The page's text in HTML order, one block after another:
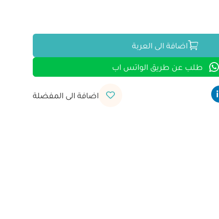
اضافة الى العربة
طلب عن طريق الواتس اب
اضافة الى المفضلة